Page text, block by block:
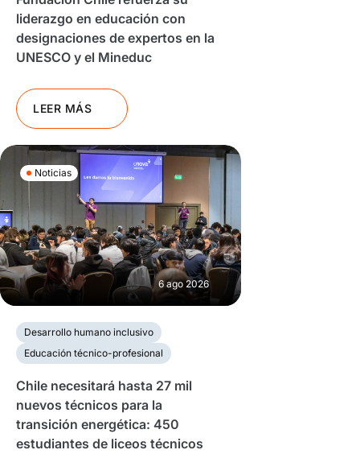
liderazgo en educación con
designaciones de expertos en la
UNESCO y el Mineduc
LEER MÁS
Noticias
6 ago 2026
Desarrollo humano inclusivo
Educación técnico-profesional
Chile necesitará hasta 27 mil
nuevos técnicos para la
transición energética: 450
estudiantes de liceos técnicos